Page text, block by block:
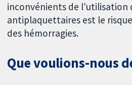
inconvénients de l'utilisation
antiplaquettaires est le
des hémorragies.
Que voulions-nous